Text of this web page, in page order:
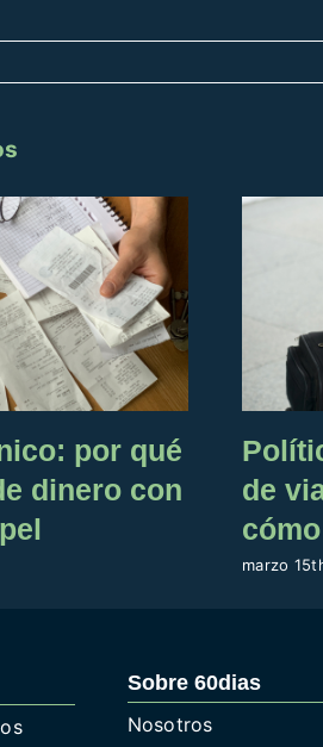
por qué
dinero con
de
marzo
Sobre 60dias
Nosotros